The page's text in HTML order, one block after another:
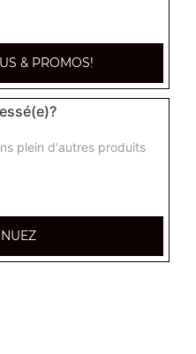
& PROMOS!
plein d'autres produits